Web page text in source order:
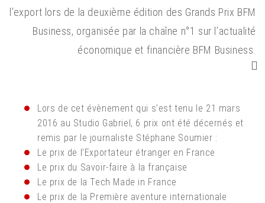
l’export lors de la deuxième édition des Grands Prix BFM
Business, organisée par la chaîne n°1 sur l’actualité
économique et financière BFM Business.
Lors de cet évènement qui s’est tenu le 21 mars
2016 au Studio Gabriel, 6 prix ont été décernés et
remis par le journaliste Stéphane Soumier :
Le prix de l’Exportateur étranger en France
Le prix du Savoir-faire à la française
Le prix de la Tech Made in France
Le prix de la Première aventure internationale